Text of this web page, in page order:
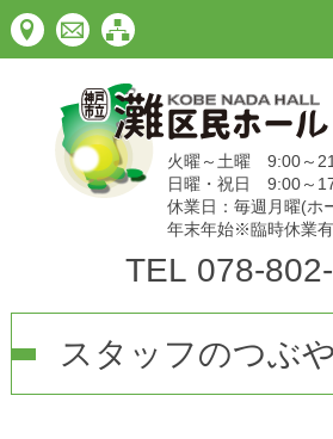
火曜～土曜 9:00～
日曜・祝日 9:00～
休業日：毎週月曜(ホ
年末年始※臨時休業有
TEL 078-
スタッフのつぶ